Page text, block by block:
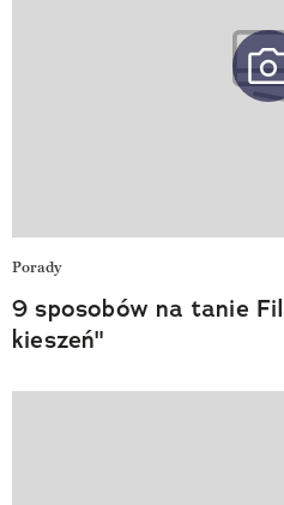
Porady
9 sposobów na tanie
kieszeń"